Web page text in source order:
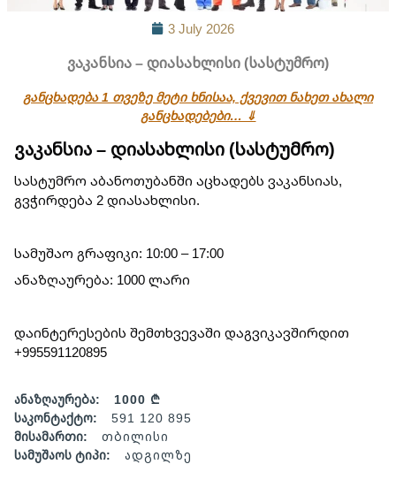
3 July 2026
ვაკანსია – დიასახლისი (სასტუმრო)
განცხადება 1 თვეზე მეტი ხნისაა, ქვევით ნახეთ ახალი
განცხადებები… ⇓
ვაკანსია – დიასახლისი (სასტუმრო)
სასტუმრო აბანოთუბანში აცხადებს ვაკანსიას,
გვჭირდება 2 დიასახლისი.
სამუშაო გრაფიკი: 10:00 – 17:00
ანაზღაურება: 1000 ლარი
დაინტერესების შემთხვევაში დაგვიკავშირდით
+995591120895
ანაზღაურება:
1000 ₾
საკონტაქტო:
591 120 895
მისამართი:
თბილისი
სამუშაოს ტიპი:
ადგილზე